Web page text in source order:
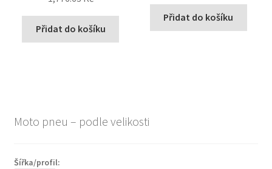
Přidat do košíku
Přidat do košíku
Moto pneu – podle velikosti
Šířka/profil: